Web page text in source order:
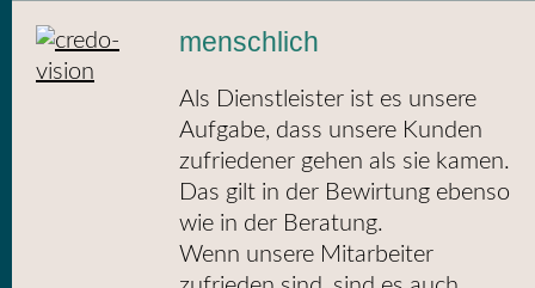
menschlich
Als Dienstleister ist es unsere
Aufgabe, dass unsere Kunden
zufriedener gehen als sie kamen.
Das gilt in der Bewirtung ebenso
wie in der Beratung.
Wenn unsere Mitarbeiter